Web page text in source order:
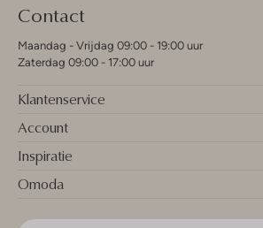
Contact
Maandag - Vrijdag 09:00 - 19:00 uur
Zaterdag 09:00 - 17:00 uur
Klantenservice
Account
Inspiratie
Omoda